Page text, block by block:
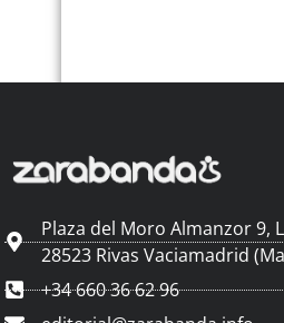
Plaza del Moro Almanzor 9,
28523 Rivas Vaciamadrid
+34 660 36 62 96